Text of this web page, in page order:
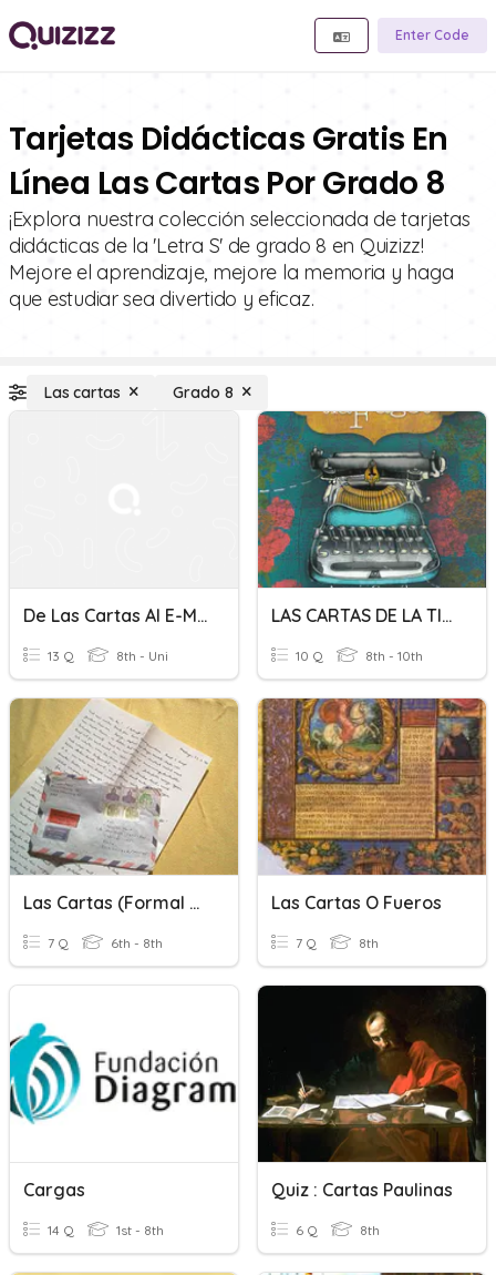
Enter Code
Tarjetas Didácticas Gratis En
Línea Las Cartas Por Grado 8
¡Explora nuestra colección seleccionada de tarjetas
didácticas de la 'Letra S' de grado 8 en Quizizz!
Mejore el aprendizaje, mejore la memoria y haga
que estudiar sea divertido y eficaz.
Las cartas Grado 8
De Las Cartas Al E-Mail
13 Q 8th - Uni
LAS CARTAS DE LA TIA FAGOT
10 Q 8th - 10th
Las Cartas (Formal E Informal)
7 Q 6th - 8th
Las Cartas O Fueros
7 Q 8th
Cargas
14 Q 1st - 8th
Quiz : Cartas Paulinas
6 Q 8th